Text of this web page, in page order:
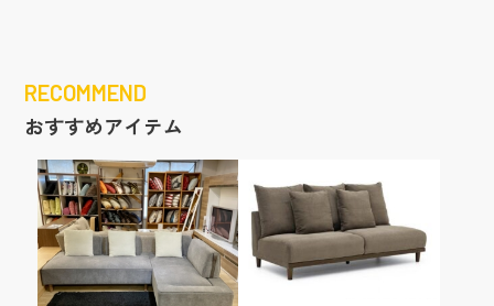
RECOMMEND
おすすめアイテム